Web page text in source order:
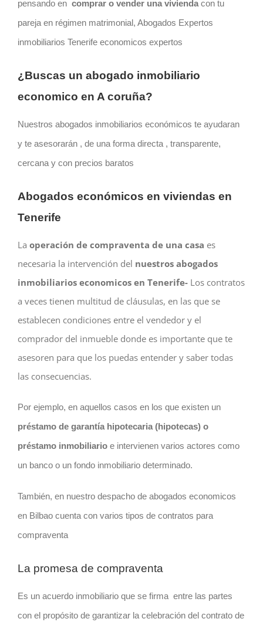
pensando en comprar o vender una viviendacon tu
pareja en régimen matrimonial, Abogados Expertos
inmobiliarios Tenerife economicos expertos
¿Buscas un abogado inmobiliario
economico en A coruña?
Nuestros abogados inmobiliarios económicos te ayudaran
y te asesorarán , de una forma directa , transparente,
cercana y con precios baratos
Abogados económicos en viviendas en
Tenerife
La operación de compraventa de una casa es
necesaria la intervención del nuestros abogados
inmobiliarios economicos en Tenerife- Los contratos
a veces tienen multitud de cláusulas, en las que se
establecen condiciones entre el vendedor y el
comprador del inmueble donde es importante que te
asesoren para que los puedas entender y saber todas
las consecuencias.
Por ejemplo, en aquellos casos en los que existen un
préstamo de garantía hipotecaria (hipotecas) o
préstamo inmobiliarioe intervienen varios actores como
un banco o un fondo inmobiliario determinado.
También, en nuestro despacho de abogados economicos
en Bilbao cuenta con varios tipos de contratos para
compraventa
La promesa de compraventa
Es un acuerdo inmobiliario que se firma entre las partes
con el propósito de garantizar la celebración del contrato de